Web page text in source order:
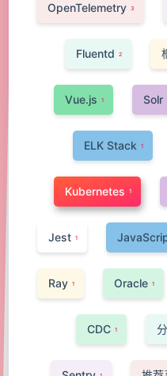
OpenTelemetry 3
Fluentd 2
Vue.js 1 Solr
ELK Stack 1
Kubernetes 1
Jest 1
Ray 1 Oracle 1
CDC 1